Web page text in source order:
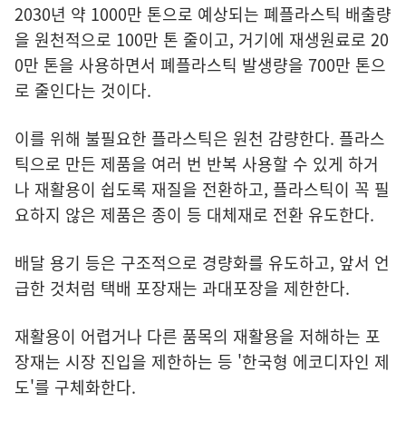
2030년 약 1000만 톤으로 예상되는 폐플라스틱 배출량
을 원천적으로 100만 톤 줄이고, 거기에 재생원료로 20
0만 톤을 사용하면서 폐플라스틱 발생량을 700만 톤으
로 줄인다는 것이다.
이를 위해 불필요한 플라스틱은 원천 감량한다. 플라스
틱으로 만든 제품을 여러 번 반복 사용할 수 있게 하거
나 재활용이 쉽도록 재질을 전환하고, 플라스틱이 꼭 필
요하지 않은 제품은 종이 등 대체재로 전환 유도한다.
배달 용기 등은 구조적으로 경량화를 유도하고, 앞서 언
급한 것처럼 택배 포장재는 과대포장을 제한한다.
재활용이 어렵거나 다른 품목의 재활용을 저해하는 포
장재는 시장 진입을 제한하는 등 '한국형 에코디자인 제
도'를 구체화한다.